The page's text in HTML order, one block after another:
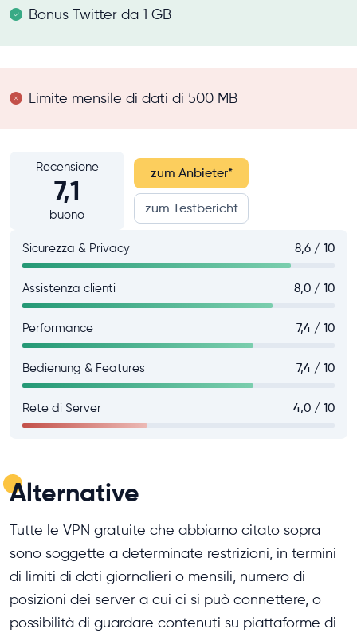
Bonus Twitter da 1 GB
Limite mensile di dati di 500 MB
Recensione
7,1
buono
zum Anbieter*
zum Testbericht
Sicurezza & Privacy 8,6 / 10
Assistenza clienti 8,0 / 10
Performance 7,4 / 10
Bedienung & Features 7,4 / 10
Rete di Server 4,0 / 10
Alternative
Tutte le VPN gratuite che abbiamo citato sopra
sono soggette a determinate restrizioni, in termini
di limiti di dati giornalieri o mensili, numero di
posizioni dei server a cui ci si può connettere, o
possibilità di guardare contenuti su piattaforme di